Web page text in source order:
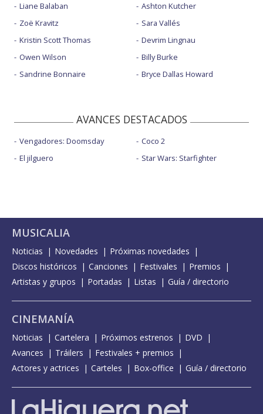
Liane Balaban
Zoë Kravitz
Kristin Scott Thomas
Owen Wilson
Sandrine Bonnaire
Ashton Kutcher
Sara Vallés
Devrim Lingnau
Billy Burke
Bryce Dallas Howard
AVANCES DESTACADOS
Vengadores: Doomsday
El jilguero
Coco 2
Star Wars: Starfighter
MUSICALIA
Noticias Novedades
Próximas novedades
Discos históricos
Canciones Festivales
Premios
Artistas y grupos
Portadas Listas Guía / directorio
CINEMANÍA
Noticias Cartelera Próximos estrenos
DVD
Avances
Tráilers
Festivales + premios
Actores y actrices
Carteles Box-office Guía / directorio